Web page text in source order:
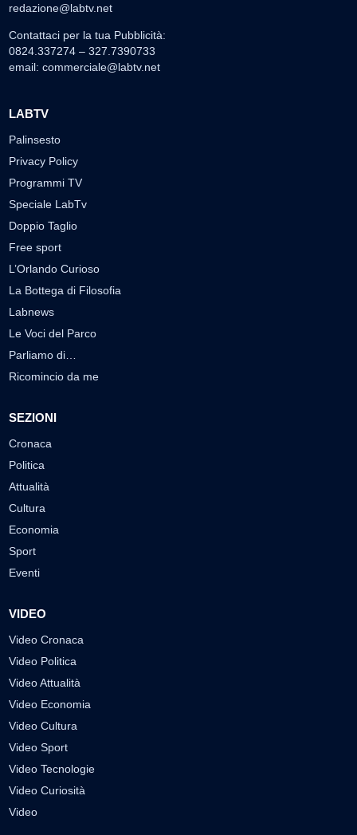
redazione@labtv.net
Contattaci per la tua Pubblicità:
0824.337274 – 327.7390733
email: commerciale@labtv.net
LABTV
Palinsesto
Privacy Policy
Programmi TV
Speciale LabTv
Doppio Taglio
Free sport
L’Orlando Curioso
La Bottega di Filosofia
Labnews
Le Voci del Parco
Parliamo di…
Ricomincio da me
SEZIONI
Cronaca
Politica
Attualità
Cultura
Economia
Sport
Eventi
VIDEO
Video Cronaca
Video Politica
Video Attualità
Video Economia
Video Cultura
Video Sport
Video Tecnologie
Video Curiosità
Video